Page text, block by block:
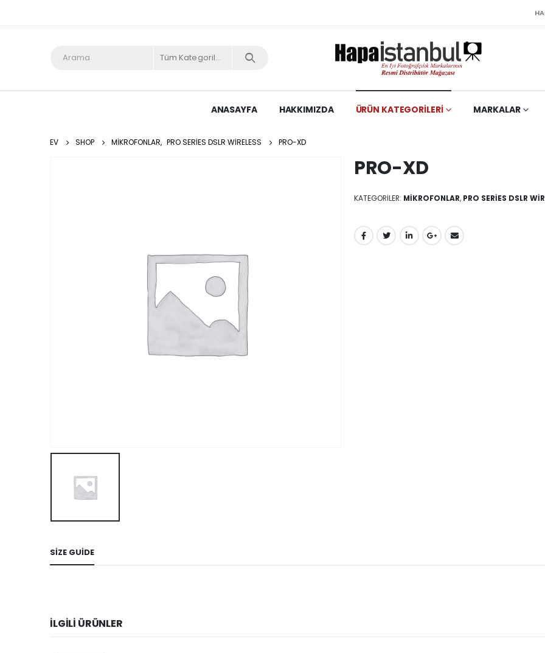
Tüm Kategoriler
ANASAYFA HAKKIMIZDA ÜRÜN KATEGORILERI MARKALAR
EV SHOP MIKROFONLAR, PRO SERIES DSLR WIRELESS PRO-XD
PRO-XD
KATEGORILER: MIKROFONLAR, PRO SERIES DSLR
SIZE GUIDE
İLGILI ÜRÜNLER